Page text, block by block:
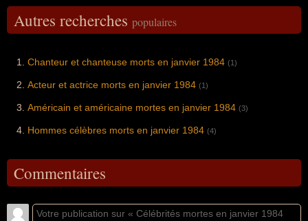
Autres recherches populaires
Chanteur et chanteuse morts en janvier 1984 (1)
Acteur et actrice morts en janvier 1984 (1)
Américain et américaine mortes en janvier 1984 (3)
Hommes célèbres morts en janvier 1984 (4)
Commentaires